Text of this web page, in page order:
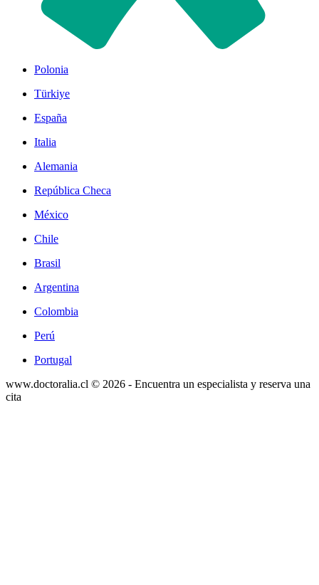
Polonia
Türkiye
España
Italia
Alemania
República Checa
México
Chile
Brasil
Argentina
Colombia
Perú
Portugal
www.doctoralia.cl © 2026 - Encuentra un especialista y reserva una
cita